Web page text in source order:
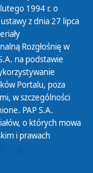
1994 r. o
z dnia 27 lipca
Rozgłośnię w
na podstawie
Portalu, poza
w szczególności
PAP S.A.
o których mowa
i prawach